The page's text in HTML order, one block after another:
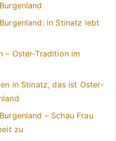
in Stinatz lebt
– Oster-Tradition im
in Stinatz, das ist Oster-
– Schau Frau
zu